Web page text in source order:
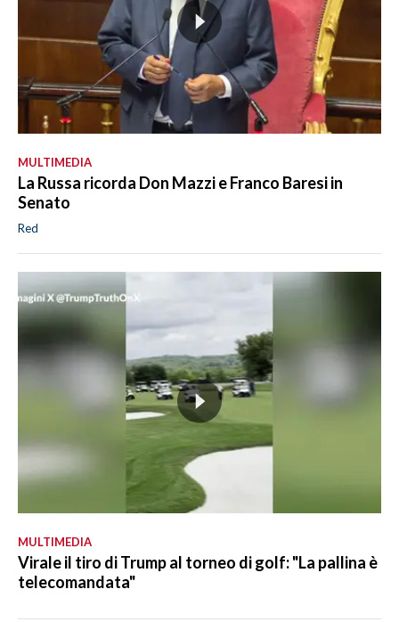
MULTIMEDIA
La Russa ricorda Don Mazzi e Franco Baresi in
Senato
Red
MULTIMEDIA
Virale il tiro di Trump al torneo di golf: "La pallina è
telecomandata"